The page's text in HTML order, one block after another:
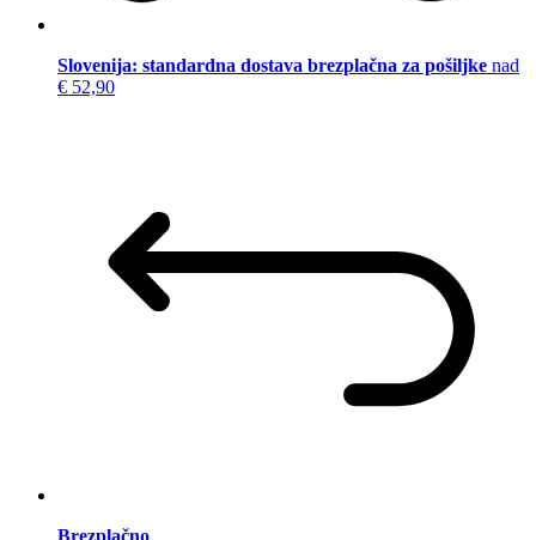
Slovenija: standardna dostava brezplačna za pošiljke nad
€ 52,90
Brezplačno